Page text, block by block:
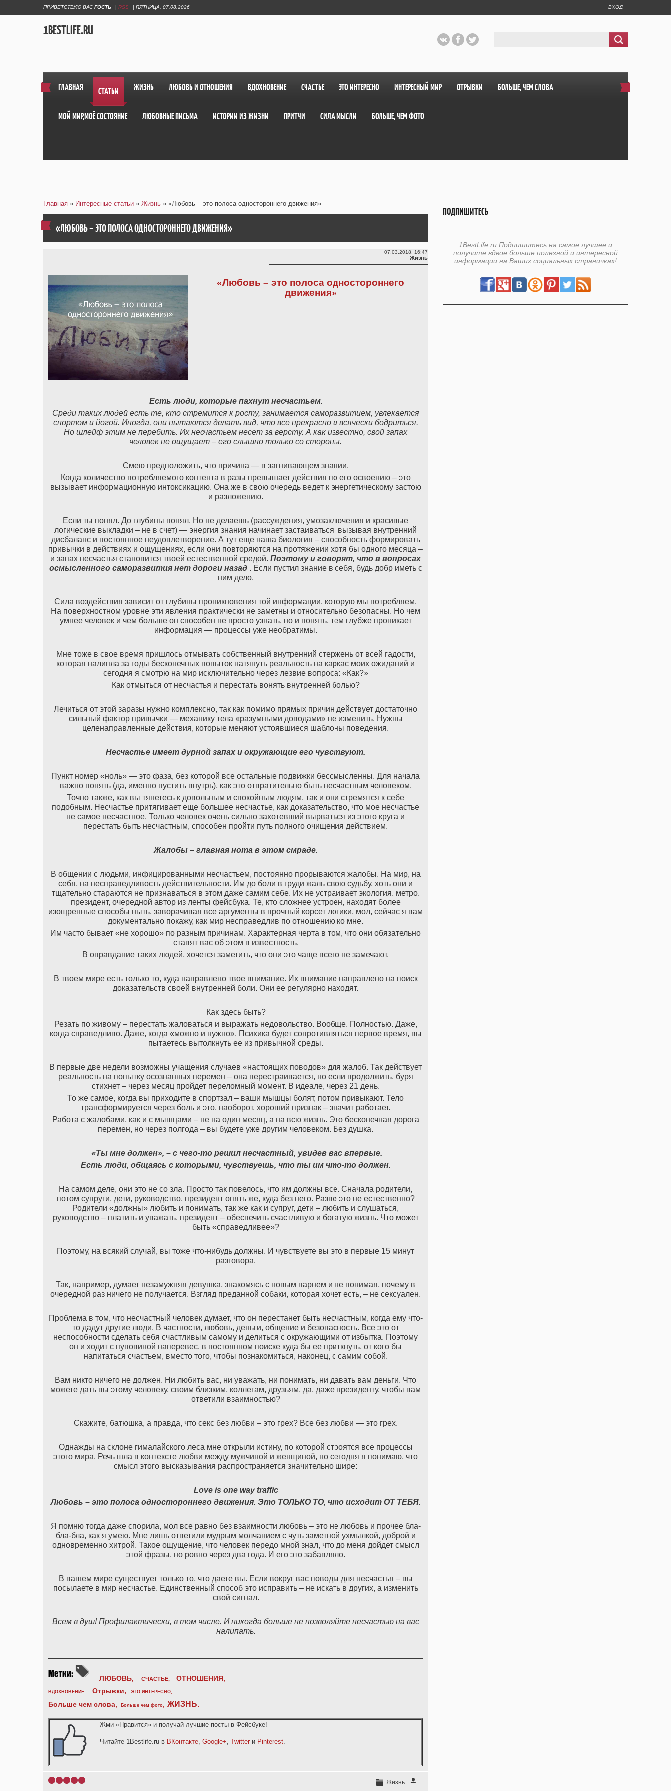
ПРИВЕТСТВУЮ ВАС ГОСТЬ | RSS | ПЯТНИЦА, 07.08.2026 ВХОД
1BESTLIFE.RU
ГЛАВНАЯ СТАТЬИ ЖИЗНЬ ЛЮБОВЬ И ОТНОШЕНИЯ ВДОХНОВЕНИЕ СЧАСТЬЕ ЭТО ИНТЕРЕСНО ИНТЕРЕСНЫЙ МИР ОТРЫВКИ БОЛЬШЕ, ЧЕМ СЛОВА
МОЙ МИР,МОЁ СОСТОЯНИЕ ЛЮБОВНЫЕ ПИСЬМА ИСТОРИИ ИЗ ЖИЗНИ ПРИТЧИ СИЛА МЫСЛИ БОЛЬШЕ, ЧЕМ ФОТО
Главная » Интересные статьи » Жизнь » «Любовь – это полоса одностороннего движения»
«ЛЮБОВЬ – ЭТО ПОЛОСА ОДНОСТОРОННЕГО ДВИЖЕНИЯ»
07.03.2018, 16:47
Жизнь
«Любовь – это полоса одностороннего
движения»
Есть люди, которые пахнут несчастьем.
Среди таких людей есть те, кто стремится к росту, занимается саморазвитием, увлекается
спортом и йогой. Иногда, они пытаются делать вид, что все прекрасно и всячески бодриться.
Но шлейф этим не перебить. Их несчастьем несет за версту. А как известно, свой запах
человек не ощущает – его слышно только со стороны.
Смею предположить, что причина — в загнивающем знании.
Когда количество потребляемого контента в разы превышает действия по его освоению – это
вызывает информационную интоксикацию. Она же в свою очередь ведет к энергетическому застою
и разложению.
Если ты понял. До глубины понял. Но не делаешь (рассуждения, умозаключения и красивые
логические выкладки – не в счет) — энергия знания начинает застаиваться, вызывая внутренний
дисбаланс и постоянное неудовлетворение. А тут еще наша биология – способность формировать
привычки в действиях и ощущениях, если они повторяются на протяжении хотя бы одного месяца –
и запах несчастья становится твоей естественной средой. Поэтому и говорят, что в вопросах
осмысленного саморазвития нет дороги назад . Если пустил знание в себя, будь добр иметь с
ним дело.
Сила воздействия зависит от глубины проникновения той информации, которую мы потребляем.
На поверхностном уровне эти явления практически не заметны и относительно безопасны. Но чем
умнее человек и чем больше он способен не просто узнать, но и понять, тем глубже проникает
информация — процессы уже необратимы.
Мне тоже в свое время пришлось отмывать собственный внутренний стержень от всей гадости,
которая налипла за годы бесконечных попыток натянуть реальность на каркас моих ожиданий и
сегодня я смотрю на мир исключительно через лезвие вопроса: «Как?»
Как отмыться от несчастья и перестать вонять внутренней болью?
Лечиться от этой заразы нужно комплексно, так как помимо прямых причин действует достаточно
сильный фактор привычки — механику тела «разумными доводами» не изменить. Нужны
целенаправленные действия, которые меняют устоявшиеся шаблоны поведения.
Несчастье имеет дурной запах и окружающие его чувствуют.
Пункт номер «ноль» — это фаза, без которой все остальные подвижки бессмысленны. Для начала
важно понять (да, именно пустить внутрь), как это отвратительно быть несчастным человеком.
Точно также, как вы тянетесь к довольным и спокойным людям, так и они стремятся к себе
подобным. Несчастье притягивает еще большее несчастье, как доказательство, что мое несчастье
не самое несчастное. Только человек очень сильно захотевший вырваться из этого круга и
перестать быть несчастным, способен пройти путь полного очищения действием.
Жалобы – главная нота в этом смраде.
В общении с людьми, инфицированными несчастьем, постоянно прорываются жалобы. На мир, на
себя, на несправедливость действительности. Им до боли в груди жаль свою судьбу, хоть они и
тщательно стараются не признаваться в этом даже самим себе. Их не устраивает экология, метро,
президент, очередной автор из ленты фейсбука. Те, кто сложнее устроен, находят более
изощренные способы ныть, заворачивая все аргументы в прочный корсет логики, мол, сейчас я вам
документально покажу, как мир несправедлив по отношению ко мне.
Им часто бывает «не хорошо» по разным причинам. Характерная черта в том, что они обязательно
ставят вас об этом в известность.
В оправдание таких людей, хочется заметить, что они это чаще всего не замечают.
В твоем мире есть только то, куда направлено твое внимание. Их внимание направлено на поиск
доказательств своей внутренней боли. Они ее регулярно находят.
Как здесь быть?
Резать по живому – перестать жаловаться и выражать недовольство. Вообще. Полностью. Даже,
когда справедливо. Даже, когда «можно и нужно». Психика будет сопротивляться первое время, вы
пытаетесь вытолкнуть ее из привычной среды.
В первые две недели возможны учащения случаев «настоящих поводов» для жалоб. Так действует
реальность на попытку осознанных перемен – она перестраивается, но если продолжить, буря
стихнет – через месяц пройдет переломный момент. В идеале, через 21 день.
То же самое, когда вы приходите в спортзал – ваши мышцы болят, потом привыкают. Тело
трансформируется через боль и это, наоборот, хороший признак – значит работает.
Работа с жалобами, как и с мышцами – не на один месяц, а на всю жизнь. Это бесконечная дорога
перемен, но через полгода – вы будете уже другим человеком. Без душка.
«Ты мне должен», – с чего-то решил несчастный, увидев вас впервые.
Есть люди, общаясь с которыми, чувствуешь, что ты им что-то должен.
На самом деле, они это не со зла. Просто так повелось, что им должны все. Сначала родители,
потом супруги, дети, руководство, президент опять же, куда без него. Разве это не естественно?
Родители «должны» любить и понимать, так же как и супруг, дети – любить и слушаться,
руководство – платить и уважать, президент – обеспечить счастливую и богатую жизнь. Что может
быть «справедливее»?
Поэтому, на всякий случай, вы тоже что-нибудь должны. И чувствуете вы это в первые 15 минут
разговора.
Так, например, думает незамужняя девушка, знакомясь с новым парнем и не понимая, почему в
очередной раз ничего не получается. Взгляд преданной собаки, которая хочет есть, – не сексуален.
Проблема в том, что несчастный человек думает, что он перестанет быть несчастным, когда ему что-
то дадут другие люди. В частности, любовь, деньги, общение и безопасность. Все это от
неспособности сделать себя счастливым самому и делиться с окружающими от избытка. Поэтому
он и ходит с пуповиной наперевес, в постоянном поиске куда бы ее приткнуть, от кого бы
напитаться счастьем, вместо того, чтобы познакомиться, наконец, с самим собой.
Вам никто ничего не должен. Ни любить вас, ни уважать, ни понимать, ни давать вам деньги. Что
можете дать вы этому человеку, своим близким, коллегам, друзьям, да, даже президенту, чтобы вам
ответили взаимностью?
Скажите, батюшка, а правда, что секс без любви – это грех? Все без любви — это грех.
Однажды на склоне гималайского леса мне открыли истину, по которой строятся все процессы
этого мира. Речь шла в контексте любви между мужчиной и женщиной, но сегодня я понимаю, что
смысл этого высказывания распространяется значительно шире:
Love is one way traffic
Любовь – это полоса одностороннего движения. Это ТОЛЬКО ТО, что исходит ОТ ТЕБЯ.
Я помню тогда даже спорила, мол все равно без взаимности любовь – это не любовь и прочее бла-
бла-бла, как я умею. Мне лишь ответили мудрым молчанием с чуть заметной ухмылкой, доброй и
одновременно хитрой. Такое ощущение, что человек передо мной знал, что до меня дойдет смысл
этой фразы, но ровно через два года. И его это забавляло.
В вашем мире существует только то, что даете вы. Если вокруг вас поводы для несчастья – вы
посылаете в мир несчастье. Единственный способ это исправить – не искать в других, а изменить
свой сигнал.
Всем в душ! Профилактически, в том числе. И никогда больше не позволяйте несчастью на вас
налипать.
ЛЮБОВЬ, СЧАСТЬЕ, ОТНОШЕНИЯ,
ВДОХНОВЕНИЕ, Отрывки, ЭТО ИНТЕРЕСНО,
Больше чем слова, Больше чем фото, ЖИЗНЬ.
Жми «Нравится» и получай лучшие посты в Фейсбуке!
Читайте 1Bestlife.ru в ВКонтакте, Google+, Twitter и Pinterest.
1 2 3 4 Жизнь
ПОДПИШИТЕСЬ
1BestLife.ru Подпишитесь на самое лучшее и
получите вдвое больше полезной и интересной
информации на Ваших социальных страничках!